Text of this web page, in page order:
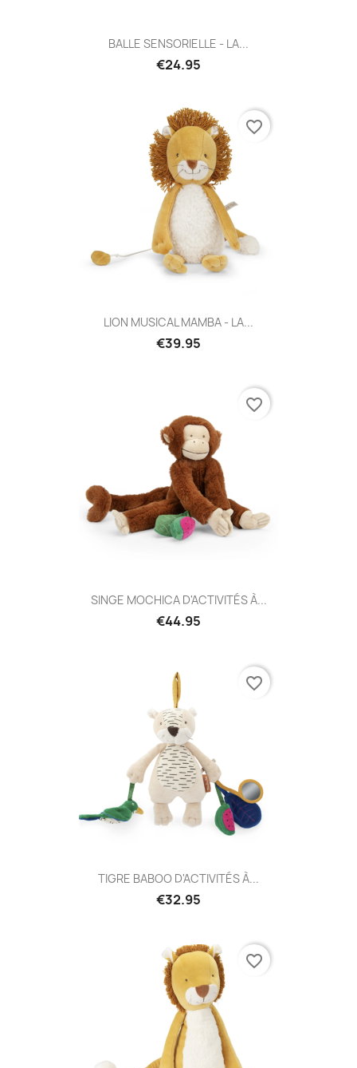
BALLE SENSORIELLE - LA...
€24.95
LION MUSICAL MAMBA - LA...
€39.95
favorite_border
SINGE MOCHICA D'ACTIVITÉS À...
€44.95
favorite_border
TIGRE BABOO D'ACTIVITÉS À...
€32.95
favorite_border
favorite_border